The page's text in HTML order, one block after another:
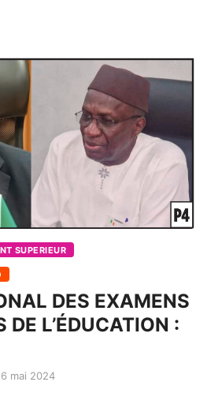
SUPERIEUR
DES EXAMENS
DE L’ÉDUCATION :
mai 2024